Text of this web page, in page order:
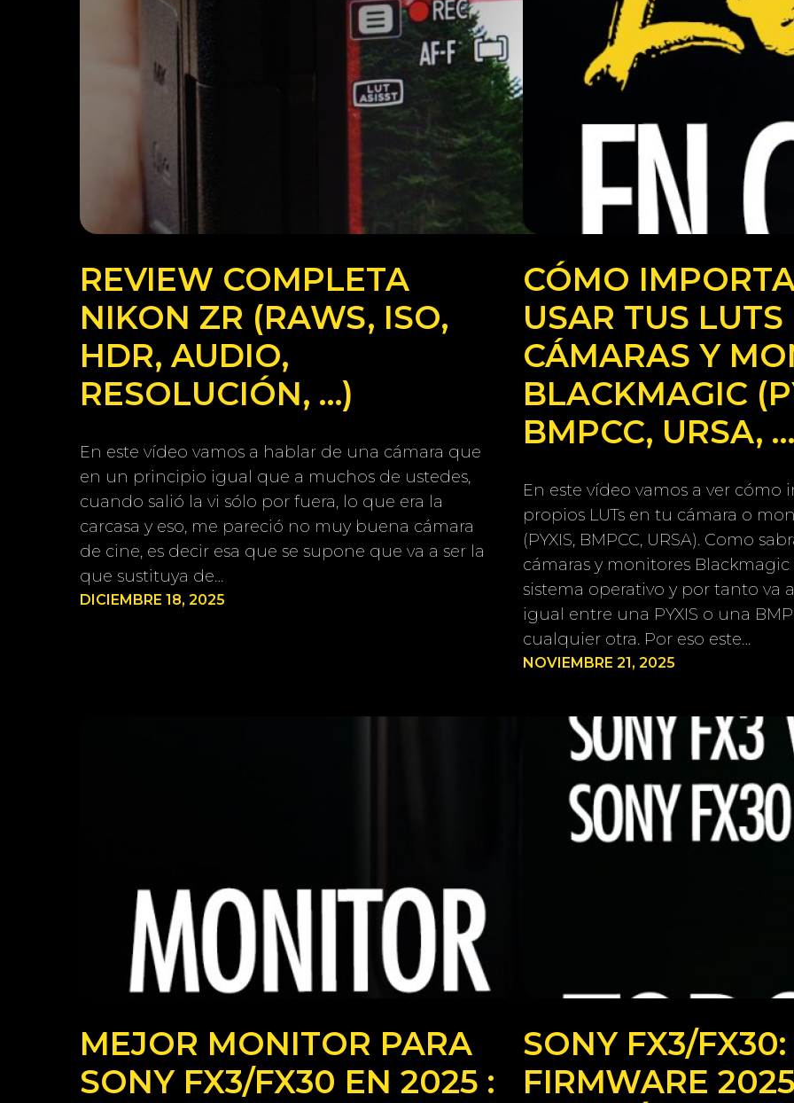
REVIEW COMPLETA
NIKON ZR (RAWS, ISO,
HDR, AUDIO,
RESOLUCIÓN, …)
En este vídeo vamos a hablar de una cámara que
en un principio igual que a muchos de ustedes,
cuando salió la vi sólo por fuera, lo que era la
carcasa y eso, me pareció no muy buena cámara
de cine, es decir esa que se supone que va a ser la
que sustituya de…
DICIEMBRE 18, 2025
CÓMO
USAR TUS LUTS
CÁMARAS Y
BLACKMAGIC
BMPCC, URSA,
En este vídeo vamos a ver cómo
propios LUTs en tu cámara o
(PYXIS, BMPCC, URSA). Como
cámaras y monitores
sistema operativo y por tanto va
igual entre una PYXIS o una
cualquier otra. Por eso este…
NOVIEMBRE 21, 2025
MEJOR MONITOR PARA
SONY FX3/FX30 EN 2025 :
SONY FX3/
FIRMWARE